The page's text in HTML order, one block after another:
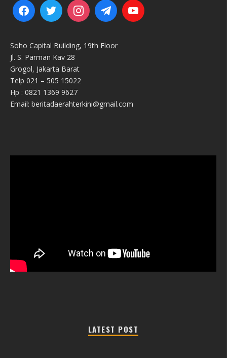
Soho Capital Building, 19th Floor
Jl. S. Parman Kav 28
Grogol, Jakarta Barat
Telp 021 – 505 15022
Hp : 0821 1369 9627
Email: beritadaerahterkini@gmail.com
LATEST POST